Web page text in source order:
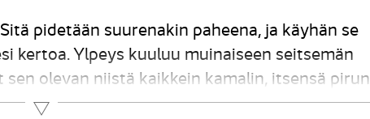
pidetään suurenakin paheena, ja käyhän se
kertoa. Ylpeys kuuluu muinaiseen seitsemän
olevan niistä kaikkein kamalin, itsensä pirun
ahneus...
Lue lisää